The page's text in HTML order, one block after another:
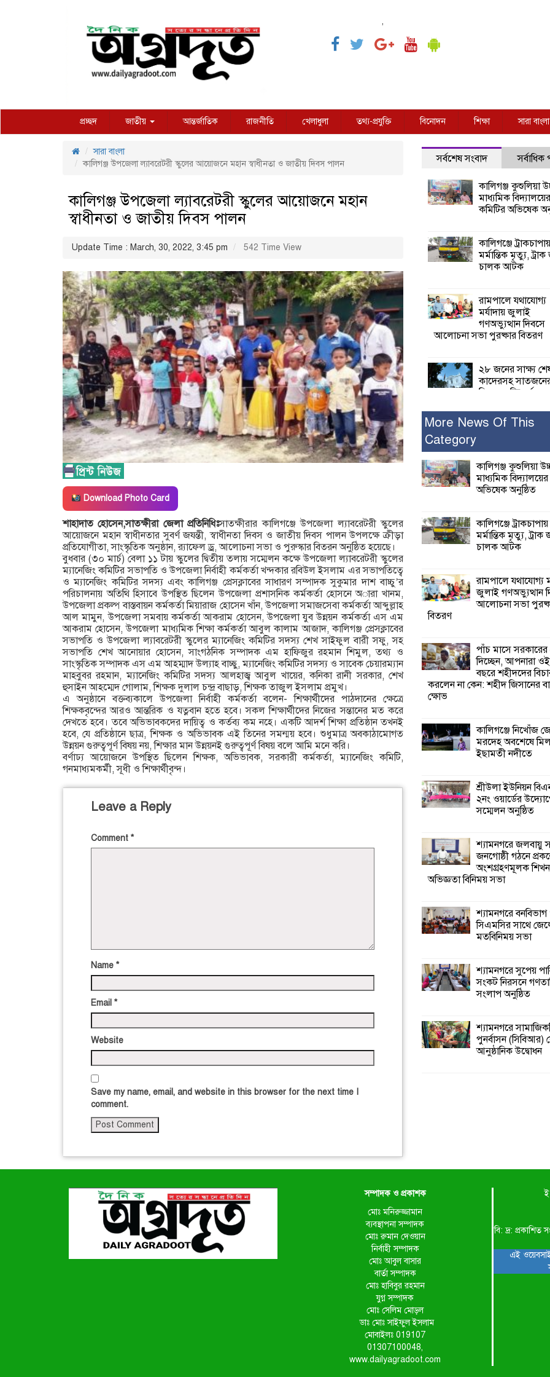
,
প্রচ্ছদ জাতীয় আন্তর্জাতিক রাজনীতি খেলাধুলা তথ্য-প্রযুক্তি বিনোদন শিক্ষা সারা বাংলা
সারা বাংলা
কালিগঞ্জ উপজেলা ল্যাবরেটরী স্কুলের আয়োজনে মহান স্বাধীনতা ও জাতীয় দিবস পালন
কালিগঞ্জ উপজেলা ল্যাবরেটরী স্কুলের আয়োজনে মহান
স্বাধীনতা ও জাতীয় দিবস পালন
Update Time : March, 30, 2022, 3:45 pm 542 Time View
Download Photo Card
শাহাদাত হোসেন,সাতক্ষীরা জেলা প্রতিনিধিঃসাতক্ষীরার কালিগঞ্জে উপজেলা ল্যাবরেটরী স্কুলের
আয়োজনে মহান স্বাধীনতার সুবর্ণ জযন্তী, স্বাধীনতা দিবস ও জাতীয় দিবস পালন উপলক্ষে ক্রীড়া
প্রতিযোগীতা, সাংস্কৃতিক অনুষ্ঠান, র‍্যাফেল ড্র, আলোচনা সভা ও পুরুস্কার বিতরন অনুষ্ঠিত হয়েছে।
বুধবার (৩০ মার্চ) বেলা ১১ টায় স্কুলের দ্বিতীয় তলায় সম্মেলন কক্ষে উপজেলা ল্যাবরেটরী স্কুলের
ম্যানেজিং কমিটির সভাপতি ও উপজেলা নির্বাহী কর্মকর্তা খন্দকার রবিউল ইসলাম এর সভাপতিত্বে
ও ম্যানেজিং কমিটির সদস্য এবং কালিগঞ্জ প্রেসক্লাবের সাধারণ সম্পাদক সুকুমার দাশ বাচ্চু’র
পরিচালনায় অতিথি হিসাবে উপস্থিত ছিলেন উপজেলা প্রশাসনিক কর্মকর্তা হোসনে অারা খানম,
উপজেলা প্রকল্প বাস্তবায়ন কর্মকর্তা মিয়ারাজ হোসেন খাঁন, উপজেলা সমাজসেবা কর্মকর্তা আব্দুল্লাহ
আল মামুন, উপজেলা সমবায় কর্মকর্তা আকরাম হোসেন, উপজেলা যুব উন্নয়ন কর্মকর্তা এস এম
আকরাম হোসেন, উপজেলা মাধ্যমিক শিক্ষা কর্মকর্তা আবুল কালাম আজাদ, কালিগঞ্জ প্রেসক্লাবের
সভাপতি ও উপজেলা ল্যাবরেটরী স্কুলের ম্যানেজিং কমিটির সদস্য শেখ সাইফুল বারী সফু, সহ
সভাপতি শেখ আনোয়ার হোসেন, সাংগঠনিক সম্পাদক এম হাফিজুর রহমান শিমুল, তথ্য ও
সাংস্কৃতিক সম্পাদক এস এম আহম্মাদ উল্যাহ বাচ্ছু, ম্যানেজিং কমিটির সদস্য ও সাবেক চেয়ারম্যান
মাহবুবর রহমান, ম্যানেজিং কমিটির সদস্য আলহাজ্ব আবুল খায়ের, কনিকা রানী সরকার, শেখ
হুসাইন আহম্মেদ গোলাম, শিক্ষক দুলাল চন্দ্র বাছাড়, শিক্ষক তাজুল ইসলাম প্রমুখ।
এ অনুষ্ঠানে বক্তব্যকালে উপজেলা নির্বাহী কর্মকর্তা বলেন- শিক্ষার্থীদের পাঠদানের ক্ষেত্রে
শিক্ষকবৃন্দের আরও আন্তরিক ও যত্নবান হতে হবে। সকল শিক্ষার্থীদের নিজের সন্তানের মত করে
দেখতে হবে। তবে অভিভাবকদের দায়িত্ব ও কর্তব্য কম নহে। একটি আদর্শ শিক্ষা প্রতিষ্ঠান তখনই
হবে, যে প্রতিষ্ঠানে ছাত্র, শিক্ষক ও অভিভাবক এই তিনের সমন্ময় হবে। শুধুমাত্র অবকাঠামোগত
উন্নয়ন গুরুত্বপূর্ণ বিষয় নয়, শিক্ষার মান উন্নয়নই গুরুত্বপূর্ণ বিষয় বলে আমি মনে করি।
বর্ণাঢ্য আয়োজনে উপস্থিত ছিলেন শিক্ষক, অভিভাবক, সরকারী কর্মকর্তা, ম্যানেজিং কমিটি,
গনমাধ্যমকর্মী, সূধী ও শিক্ষার্থীবৃন্দ।
Leave a Reply
Comment *
Name *
Email *
Website
Save my name, email, and website in this browser for the next time I
comment.
সর্বশেষ সংবাদ সর্বাধিক
কালিগঞ্জ কুশুলিয়া
মাধ্যমিক বিদ্যালয়ের
কমিটির অভিষেক
কালিগঞ্জে
মর্মান্তিক মৃত্যু,
চালক আটক
রামপালে যথাযোগ্য
মর্যাদায় জুলাই
গণঅভ্যুত্থান দিবসে
আলোচনা সভা পুরষ্কার বিতরণ
২৮ জনের সাক্ষ্য
কাদেরসহ
বিরুদ্ধে যুক্তিতর্ক
ক্ষতি করেছে
নুরুল হক নুর
পাঁচ মাসে সরকারের
বছরে শহীদদের
করলেন না কেন: শহীদ জিসানের
ক্ষোভ
কালিগঞ্জে নিখোঁজ
মরদেহ অবশেষে
ইছামতী নদীতে
২নং ওয়ার্ডের
কর্মী সম্মেলন
শ্যামনগরে জলবায়ু
শিখন ও অভিজ্ঞতা বিনিময় সভা
শ্যামনগরে বনবিভাগ
মতবিনিময় সভা
More News Of This
Category
কালিগঞ্জ কুশুলিয়া
মাধ্যমিক
অভিষেক অনুষ্ঠিত
কালিগঞ্জে
মর্মান্তিক মৃত্যু, ট্রাক
চালক আটক
রামপালে যথাযোগ্য
জুলাই গণঅভ্যুত্থান
আলোচনা সভা
বিতরণ
পাঁচ মাসে
দিচ্ছেন, আপনারা
বছরে শহীদদের
করলেন না কেন: শহীদ জিসানের
ক্ষোভ
কালিগঞ্জে নিখোঁজ
মরদেহ অবশেষে
ইছামতী নদীতে
শ্রীউলা ইউনিয়ন
২নং ওয়ার্ডের
সম্মেলন অনুষ্ঠিত
শ্যামনগরে জলবায়ু
জনগোষ্ঠী গঠনে
অংশগ্রহণমূলক
অভিজ্ঞতা বিনিময় সভা
শ্যামনগরে
সিএমসির সাথে
মতবিনিময় সভা
শ্যামনগরে সুপেয়
সংকট নিরসনে
সংলাপ অনুষ্ঠিত
শ্যামনগরে
পুনর্বাসন (সিবিআর)
আনুষ্ঠানিক উদ্বোধন
সম্পাদক ও প্রকাশক
মোঃ মনিরুজ্জামান
ব্যবস্থাপনা সম্পাদক
মোঃ রুমান দেওয়ান
নির্বাহী সম্পাদক
মোঃ আবুল বাসার
বার্তা সম্পাদক
মোঃ হাবিবুর রহমান
যুগ্ন সম্পাদক
মোঃ সেলিম মোড়ল
ডাঃ মোঃ সাইফুল ইসলাম
মোবাইলঃ 019107
01307100048,
www.dailyagradoot.com
বি: দ্র:
এই